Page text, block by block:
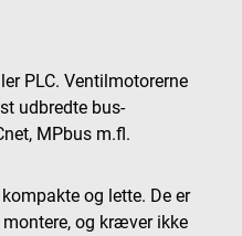
PLC. Ventilmotorerne
udbredte bus-
MPbus m.fl.
og lette. De er
og kræver ikke